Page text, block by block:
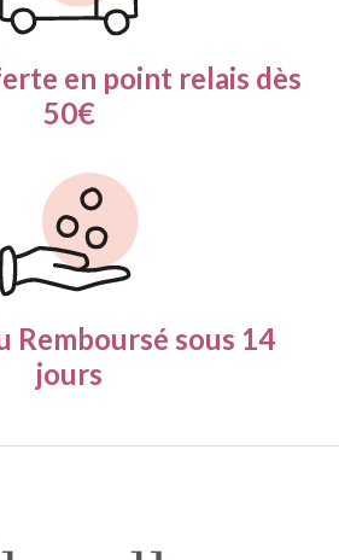
en point relais dès
50€
Remboursé sous 14
jours